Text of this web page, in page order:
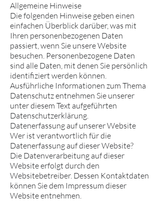
Allgemeine Hinweise
Die folgenden Hinweise geben einen
einfachen Überblick darüber, was mit
Ihren personenbezogenen Daten
passiert, wenn Sie unsere Website
besuchen. Personenbezogene Daten
sind alle Daten, mit denen Sie persönlich
identifiziert werden können.
Ausführliche Informationen zum Thema
Datenschutz entnehmen Sie unserer
unter diesem Text aufgeführten
Datenschutzerklärung.
Datenerfassung auf unserer Website
Wer ist verantwortlich für die
Datenerfassung auf dieser Website?
Die Datenverarbeitung auf dieser
Website erfolgt durch den
Websitebetreiber. Dessen Kontaktdaten
können Sie dem Impressum dieser
Website entnehmen.